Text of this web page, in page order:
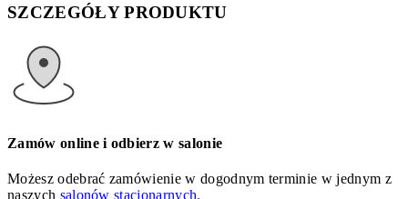
SZCZEGÓŁY PRODUKTU
Zamów online i odbierz w salonie
Możesz odebrać zamówienie w dogodnym terminie w jednym z
naszych salonów stacjonarnych.